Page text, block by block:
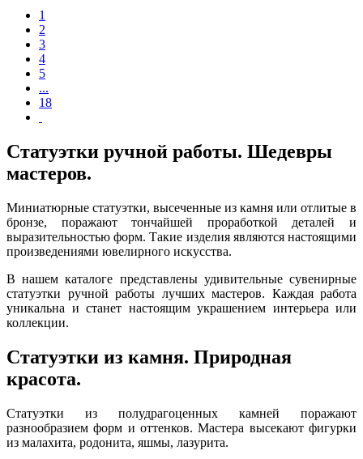
1
2
3
4
5
...
18
Статуэтки ручной работы. Шедевры
мастеров.
Миниатюрные статуэтки, высеченные из камня или отлитые в
бронзе, поражают тончайшей проработкой деталей и
выразительностью форм. Такие изделия являются настоящими
произведениями ювелирного искусства.
В нашем каталоге представлены удивительные сувенирные
статуэтки ручной работы лучших мастеров. Каждая работа
уникальна и станет настоящим украшением интерьера или
коллекции.
Статуэтки из камня. Природная
красота.
Статуэтки из полудрагоценных камней поражают
разнообразием форм и оттенков. Мастера высекают фигурки
из малахита, родонита, яшмы, лазурита.